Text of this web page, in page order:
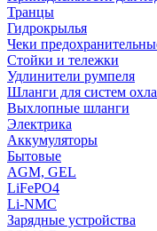
Транцы
Гидрокрылья
Чеки
Стойки и тележки
Удлинители румпеля
Шланги для систем
Выхлопные шланги
Электрика
Аккумуляторы
Бытовые
AGM, GEL
LiFePO4
Li-NMC
Зарядные устройства